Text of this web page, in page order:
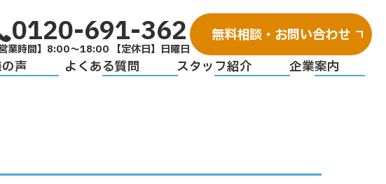
0120-691-362
営業時間】8:00～18:00 【定休日】日曜日
無料相談・お問い合わせ
声 よくある質問 スタッフ紹介
企業案内